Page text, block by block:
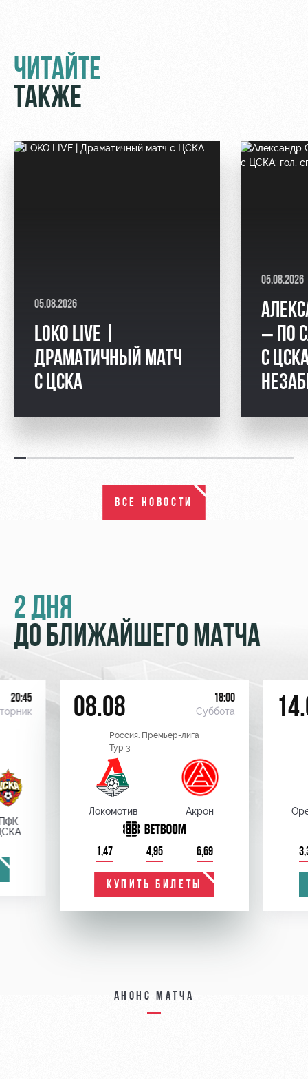
ЧИТАЙТЕ
ТАКЖЕ
05.08.2026
LOKO LIVE |
ДРАМАТИЧНЫЙ МАТЧ
С ЦСКА
05.08.2026
– ПО
С
ВСЕ НОВОСТИ
2 ДНЯ
ДО БЛИЖАЙШЕГО МАТЧА
20:45 08.08 18:00
Суббота
Россия. Премьер-лига
Тур 3
Локомотив Акрон
1,47 4,95 6,69
КУПИТЬ БИЛЕТЫ
Анонс матча